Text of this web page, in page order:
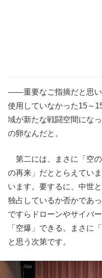
――重要なご指摘だと思い
使用していなかった15～
域が新たな戦闘空間にな
の卵なんだと。
第二には、まさに「空
の再来」だととらえてい
います。要するに、中世
独占しているか否かであ
ですらドローンやサイバ
「空爆」できる。まさに
と思う次第です。